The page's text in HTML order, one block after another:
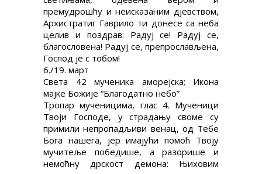
премудрошћу и неисказаним дјевством,
Архистратиг Гаврило ти донесе са неба
целив и поздрав: Радуј се! Радуј се,
благословена! Радуј се, препрослављена,
Господ је с тобом!
6./19. март
Света 42 мученика аморејска; Икона
мајке Божије “Благодатно небо”
Тропар мученицима, глас 4. Мученици
Твоји Господе, у страдању своме су
примили непропадљиви венац, од Тебе
Бога нашега, јер имајући помоћ Твоју
мучитеље победише, а разорише и
немоћну дрскост демона: Њиховим